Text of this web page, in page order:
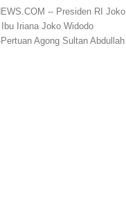
-- Presiden RI Joko
Iriana Joko Widodo
Agong Sultan Abdullah